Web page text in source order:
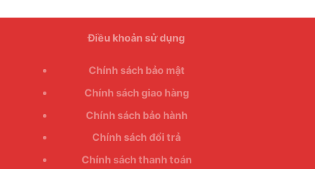
Điều khoản sử dụng
Chính sách bảo mật
Chính sách giao hàng
Chính sách bảo hành
Chính sách đổi trả
Chính sách thanh toán